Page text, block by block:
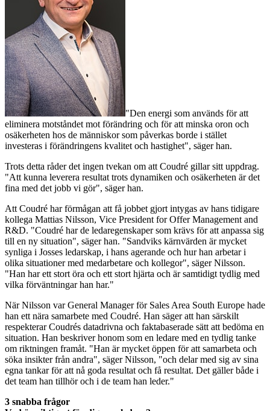
"Den energi som används för att
eliminera motståndet mot förändring och för att minska oron och
osäkerheten hos de människor som påverkas borde i stället
investeras i förändringens kvalitet och hastighet", säger han.
Trots detta råder det ingen tvekan om att Coudré gillar sitt uppdrag.
"Att kunna leverera resultat trots dynamiken och osäkerheten är det
fina med det jobb vi gör", säger han.
Att Coudré har förmågan att få jobbet gjort intygas av hans tidigare
kollega Mattias Nilsson, Vice President for Offer Management and
R&D. "Coudré har de ledaregenskaper som krävs för att anpassa sig
till en ny situation", säger han. "Sandviks kärnvärden är mycket
synliga i Josses ledarskap, i hans agerande och hur han arbetar i
olika situationer med medarbetare och kollegor", säger Nilsson.
"Han har ett stort öra och ett stort hjärta och är samtidigt tydlig med
vilka förväntningar han har."
När Nilsson var General Manager för Sales Area South Europe hade
han ett nära samarbete med Coudré. Han säger att han särskilt
respekterar Coudrés datadrivna och faktabaserade sätt att bedöma en
situation. Han beskriver honom som en ledare med en tydlig tanke
om riktningen framåt. "Han är mycket öppen för att samarbeta och
söka insikter från andra", säger Nilsson, "och delar med sig av sina
egna tankar för att nå goda resultat och få resultat. Det gäller både i
det team han tillhör och i de team han leder."
3 snabba frågor